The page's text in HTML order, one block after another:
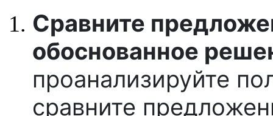
Сравните
обоснованное
проанализируйте
сравните